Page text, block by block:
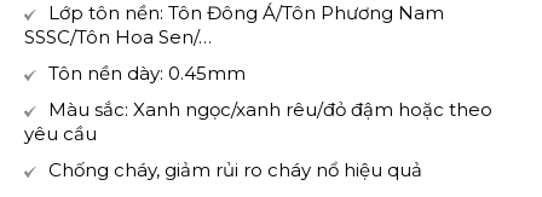
Lớp tôn nền: Tôn Đông Á/Tôn Phương Nam
SSSC/Tôn Hoa Sen/…
Tôn nền dày: 0.45mm
Màu sắc: Xanh ngọc/xanh rêu/đỏ đậm hoặc theo
yêu cầu
Chống cháy, giảm rủi ro cháy nổ hiệu quả